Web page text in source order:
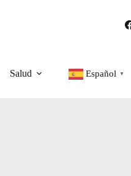
Salud Español ▼